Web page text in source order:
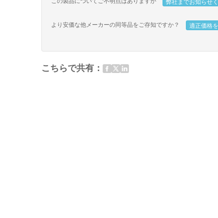
より安価な他メーカーの同等品をご存知ですか？ 適正価格
こちらで共有：